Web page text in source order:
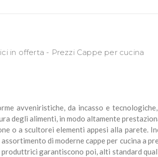
in offerta - Prezzi Cappe per cucina
avveniristiche, da incasso e
degli alimenti, in modo altamente
o a scultorei elementi appesi alla parete.
di moderne cappe per cucina a
garantiscono poi, alti standard